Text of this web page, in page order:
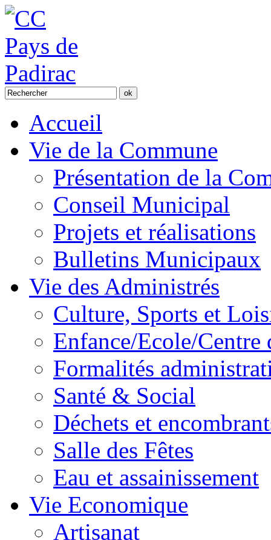
Accueil
Vie de la Commune
Présentation de la
Conseil Municipal
Projets et réalisations
Bulletins Municipaux
Vie des Administrés
Culture, Sports et
Enfance/Ecole/Centre
Formalités
Santé & Social
Déchets et
Salle des Fêtes
Eau et assainissement
Vie Economique
Artisanat